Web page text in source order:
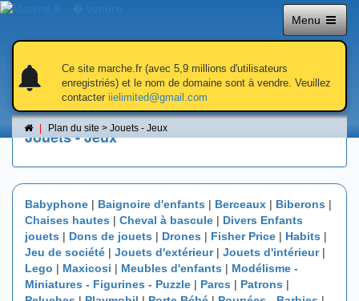
Menu
notifications
notifications
Ce site marche.fr (avec 5,9 millions d'utilisateurs
enregistriés) et le nom de domaine sont à vendre. Veuillez
contacter iielimited@gmail.com
Plan du site > Jouets - Jeux
Plan du site > Jouets - Jeux
Tous les petites annonces dans la rubrique
Jouets - Jeux
Babyphone | Baignoire d'enfants | Berceaux | Biberons |
Chaises hautes | Cheval à bascule | Divers Enfants
jouets | Dons de jouets | Drones | Fisher Price | Habits |
Jeu de société | Jouets d'extérieur| Jouets d'intérieur|
Lego | Maxicosi | Meubles d'enfants | Modélisme -
Miniatures - Figurines - Puzzle | Parcs | Patrons |